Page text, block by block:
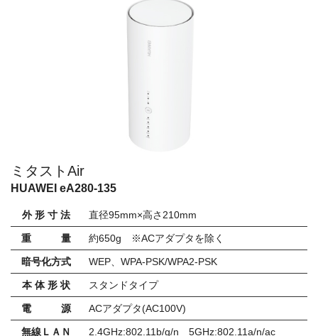
ミタストAir
HUAWEI eA280-135
外 形 寸 法 直径95mm×高さ210mm
重 量 約650g ※ACアダプタを除く
暗号化方式 WEP、WPA-PSK/WPA2-PSK
本 体 形 状 スタンドタイプ
電 源 ACアダプタ(AC100V)
無線ＬＡＮ 2.4GHz:802.11b/g/n 5GHz:802.11a/n/ac